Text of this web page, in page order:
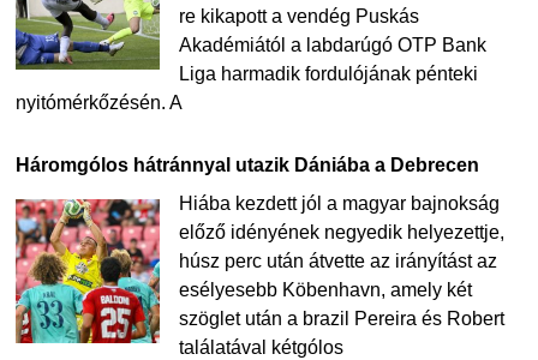
re kikapott a vendég Puskás
Akadémiától a labdarúgó OTP Bank
Liga harmadik fordulójának pénteki
nyitómérkőzésén. A
Háromgólos hátránnyal utazik Dániába a Debrecen
Hiába kezdett jól a magyar bajnokság
előző idényének negyedik helyezettje,
húsz perc után átvette az irányítást az
esélyesebb Köbenhavn, amely két
szöglet után a brazil Pereira és Robert
találatával kétgólos